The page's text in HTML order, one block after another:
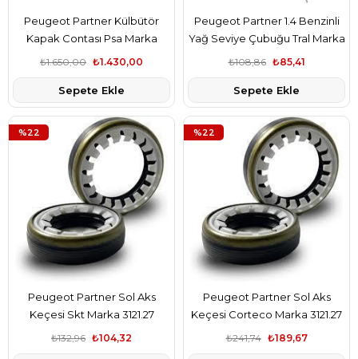
Peugeot Partner Külbütör
Kapak Contası Psa Marka
0249.54
₺1.430,00
₺1.650,00
Sepete Ekle
Peugeot Partner 1.4 Benzinli
Yağ Seviye Çubuğu Tral Marka
1174.49₺85,41
₺108,86
Sepete Ekle
Peugeot Partner Sol Aks
Keçesi Skt Marka 3121.27
₺104,32
₺132,96
%22
Peugeot Partner Sol Aks
Keçesi Corteco Marka 3121.27
₺189,67
₺241,74
%22